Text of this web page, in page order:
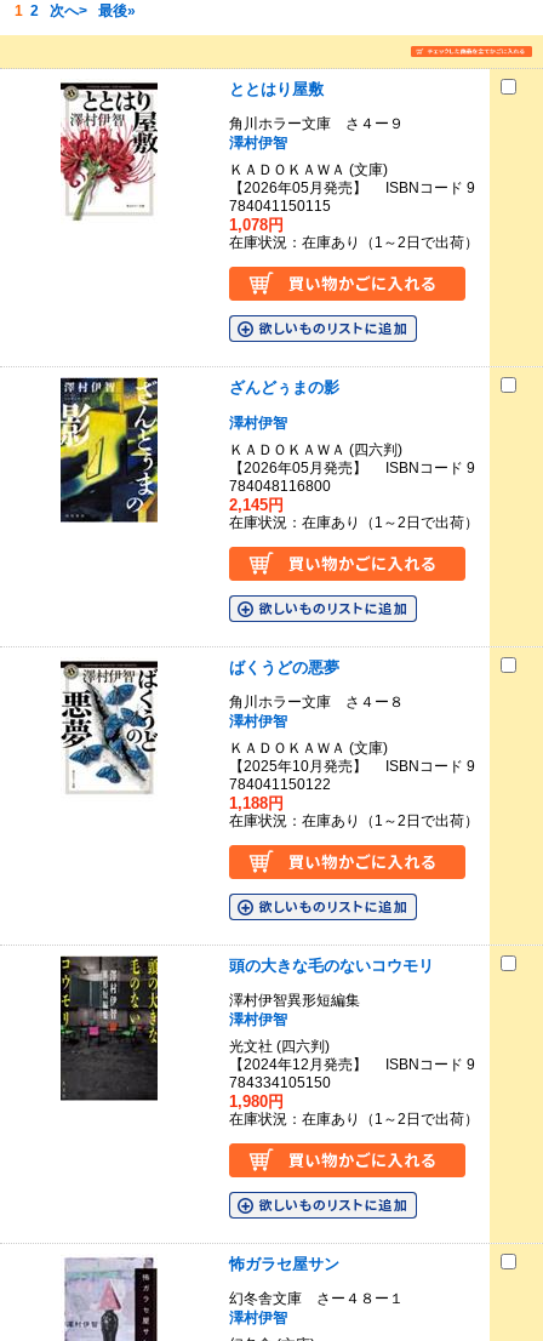
1 2 次へ> 最後»
ととはり屋敷
角川ホラー文庫 さ４ー９
澤村伊智
ＫＡＤＯＫＡＷＡ (文庫)
【2026年05月発売】 ISBNコード 9
784041150115
1,078円
在庫状況：在庫あり（1～2日で出荷）
ざんどぅまの影
澤村伊智
ＫＡＤＯＫＡＷＡ (四六判)
【2026年05月発売】 ISBNコード 9
784048116800
2,145円
在庫状況：在庫あり（1～2日で出荷）
ばくうどの悪夢
角川ホラー文庫 さ４ー８
澤村伊智
ＫＡＤＯＫＡＷＡ (文庫)
【2025年10月発売】 ISBNコード 9
784041150122
1,188円
在庫状況：在庫あり（1～2日で出荷）
頭の大きな毛のないコウモリ
澤村伊智異形短編集
澤村伊智
光文社 (四六判)
【2024年12月発売】 ISBNコード 9
784334105150
1,980円
在庫状況：在庫あり（1～2日で出荷）
怖ガラセ屋サン
幻冬舎文庫 さー４８ー１
澤村伊智